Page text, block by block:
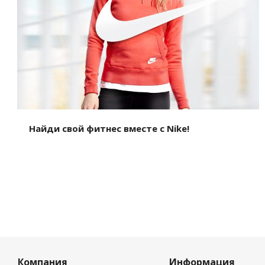
Найди свой фитнес вместе с Nike!
Компания Информация